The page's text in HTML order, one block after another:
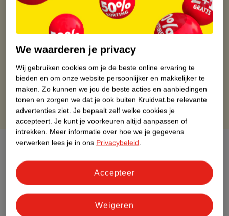
Kruidvat is altijd voordelig
Gratis ophalen in de winkel
Gratis thuisbezorgd vanaf 50.00
Gratis retourneren binnen 30 dagen
Gratis punten met je Kruidvat kaart
Over dit product
Productinformatie
Etiketinformatie
We waarderen je privacy
Wij gebruiken cookies om je de beste online ervaring te
bieden en om onze website persoonlijker en makkelijker te
maken. Zo kunnen we jou de beste acties en aanbiedingen
tonen en zorgen we dat je ook buiten Kruidvat.be relevante
advertenties ziet. Je bepaalt zelf welke cookies je
accepteert. Je kunt je voorkeuren altijd aanpassen of
intrekken. Meer informatie over hoe we je gegevens
verwerken lees je in ons Privacybeleid.
Weigeren
Accepteer